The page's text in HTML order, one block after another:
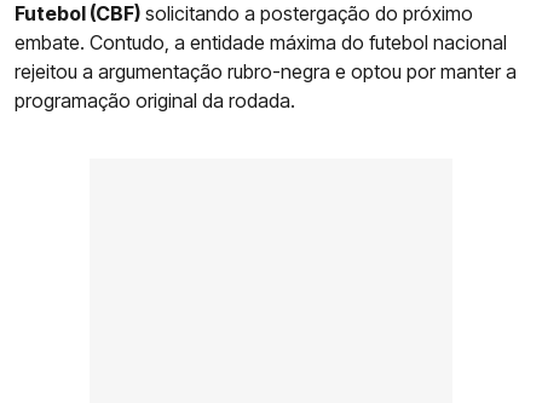
Futebol (CBF) solicitando a postergação do próximo
embate. Contudo, a entidade máxima do futebol nacional
rejeitou a argumentação rubro-negra e optou por manter a
programação original da rodada.